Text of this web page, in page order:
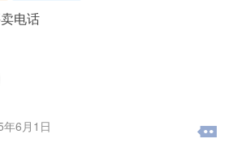
电话
年6月1日